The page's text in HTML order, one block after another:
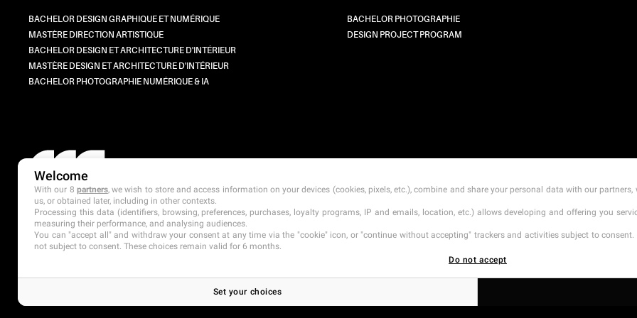
BACHELOR DESIGN GRAPHIQUE ET NUMÉRIQUE
MASTÈRE DIRECTION ARTISTIQUE
BACHELOR DESIGN ET ARCHITECTURE D'INTÉRIEUR
MASTÈRE DESIGN ET ARCHITECTURE D'INTÉRIEUR
BACHELOR PHOTOGRAPHIE NUMÉRIQUE & IA
BACHELOR PHOTOGRAPHIE
DESIGN PROJECT PROGRAM
Welcome
With our 8 partners, we wish to store and access information on your devices (cookies, pixels, etc.), combine and share your personal data with our
us, or obtained later, including in other contexts.
Processing this data (identifiers, browsing, preferences, purchases, loyalty programs, IP and emails, location, etc.) allows developing and offering you
measuring their performance, and analysing audiences.
You can "accept all" and withdraw your consent at any time via the "cookie" icon, or "continue without accepting" trackers and activities subject to
not subject to consent. These choices remain valid for 6 months.
Do not accept
Set your choices